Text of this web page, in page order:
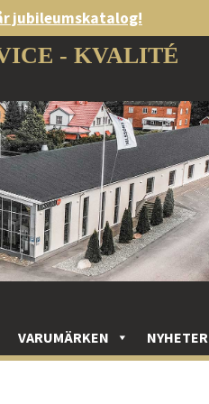
jubileumskatalog!
- KVALITÉ
VARUMÄRKEN NYHETER